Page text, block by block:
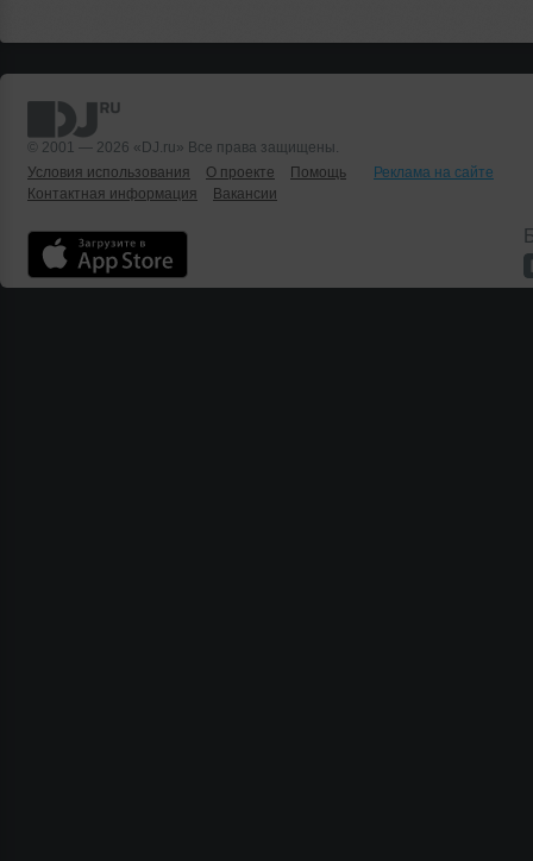
© 2001 — 2026 «DJ.ru» Все права защищены.
Условия использования
О проекте Помощь
Реклама на сайте
Контактная информация
Вакансии